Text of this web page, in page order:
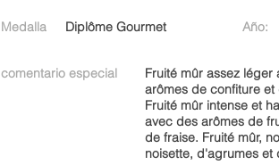
Medalla Diplôme Gourmet Año:
comentario especial
Fruité mûr assez léger
arômes de confiture
Fruité mûr intense et
avec des arômes de
de fraise. Fruité mûr,
noisette, d'agrumes et